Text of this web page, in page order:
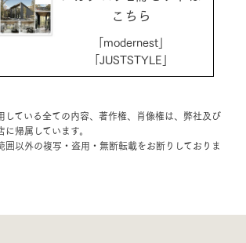
こちら
「modernest」
「JUSTSTYLE」
している全ての内容、著作権、肖像権は、弊社及び
帰属しています。
囲以外の複写・盗用・無断転載をお断りしておりま